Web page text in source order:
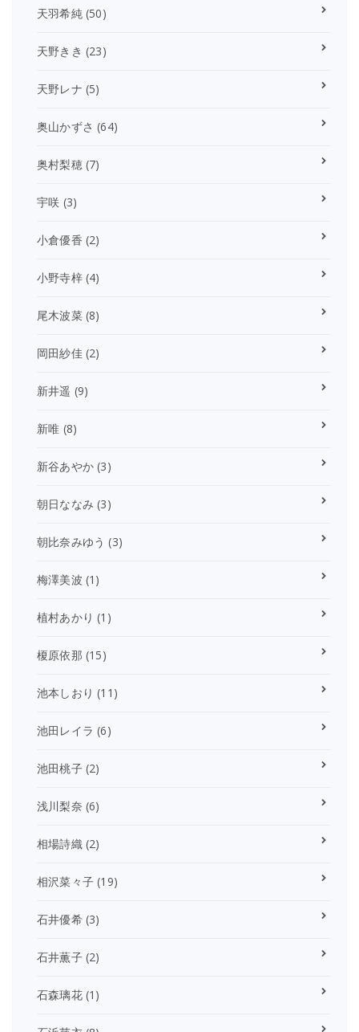
天羽希純(50)
天野きき (23)
天野レナ (5)
奥山かずさ (64)
奥村梨穂(7)
宇咲 (3)
小倉優香 (2)
小野寺梓(4)
尾木波菜(8)
岡田紗佳(2)
新井遥 (9)
新唯 (8)
新谷あやか (3)
朝日ななみ (3)
朝比奈みゆう (3)
梅澤美波 (1)
植村あかり (1)
榎原依那 (15)
池本しおり (11)
池田レイラ (6)
池田桃子(2)
浅川梨奈 (6)
相場詩織(2)
相沢菜々子 (19)
石井優希(3)
石井薫子(2)
石森璃花(1)